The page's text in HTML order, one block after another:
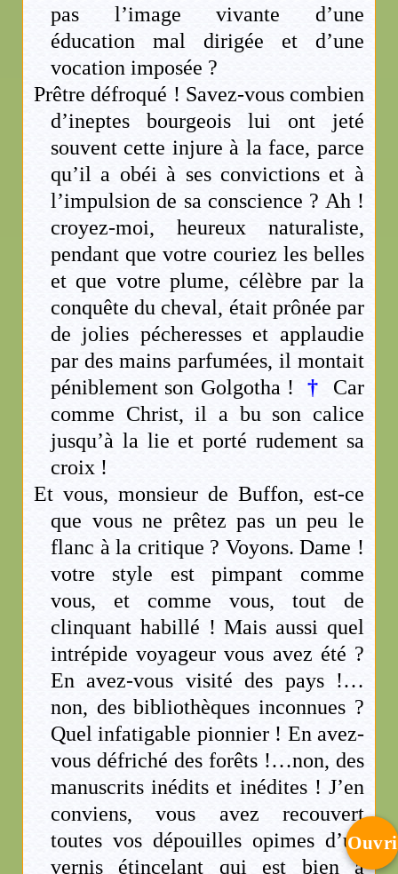
pas l’image vivante d’une
éducation mal dirigée et d’une
vocation imposée ?
Prêtre défroqué ! Savez-vous combien
d’ineptes bourgeois lui ont jeté
souvent cette injure à la face, parce
qu’il a obéi à ses convictions et à
l’impulsion de sa conscience ? Ah !
croyez-moi, heureux naturaliste,
pendant que votre couriez les belles
et que votre plume, célèbre par la
conquête du cheval, était prônée par
de jolies pécheresses et applaudie
par des mains parfumées, il montait
péniblement son Golgotha !
†
Car
comme Christ, il a bu son calice
jusqu’à la lie et porté rudement sa
croix !
Et vous, monsieur de Buffon, est-ce
que vous ne prêtez pas un peu le
flanc à la critique ? Voyons. Dame !
votre style est pimpant comme
vous, et comme vous, tout de
clinquant habillé ! Mais aussi quel
intrépide voyageur vous avez été ?
En avez-vous visité des pays !…
non, des bibliothèques inconnues ?
Quel infatigable pionnier ! En avez-
vous défriché des forêts !…non, des
manuscrits inédits et inédites ! J’en
conviens, vous avez recouvert
toutes vos dépouilles opimes d’un
vernis étincelant qui est bien à